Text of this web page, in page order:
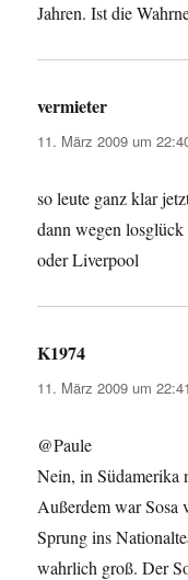
Jahren. Ist die
vermieter
11. März 2009 um
so leute ganz klar
dann wegen
oder Liverpool
K1974
11. März 2009 um
@Paule
Nein, in Südamerika
Außerdem war Sosa
Sprung ins
wahrlich groß. Der